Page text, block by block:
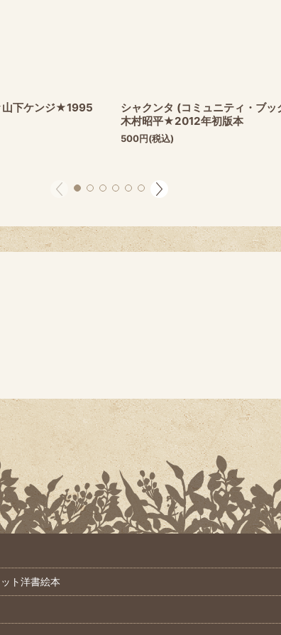
下ケンジ★1995
シャクンタ (コミュニティ・ブ
木村昭平★2012年初版本
500円(税込)
ト洋書絵本